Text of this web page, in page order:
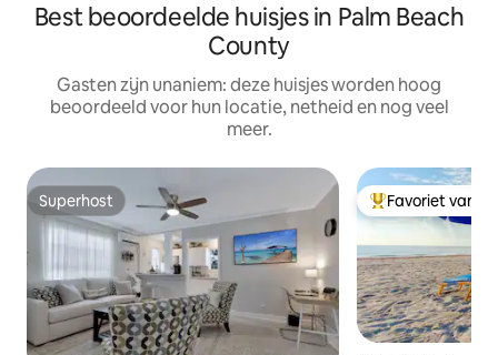
Best beoordeelde huisjes in Palm Beach
County
Gasten zijn unaniem: deze huisjes worden hoog
beoordeeld voor hun locatie, netheid en nog veel
meer.
Superhost
Superhost Topfavoriet van
Favoriet van